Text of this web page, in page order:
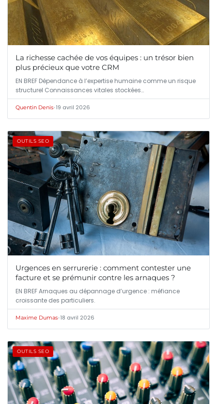
La richesse cachée de vos équipes : un trésor bien
plus précieux que votre CRM
EN BREF Dépendance à l’expertise humaine comme un risque
structurel Connaissances vitales stockées…
Quentin Denis•19 avril 2026
OUTILS SEO
Urgences en serrurerie : comment contester une
facture et se prémunir contre les arnaques ?
EN BREF Arnaques au dépannage d’urgence : méfiance
croissante des particuliers.
Maxime Dumas•18 avril 2026
OUTILS SEO